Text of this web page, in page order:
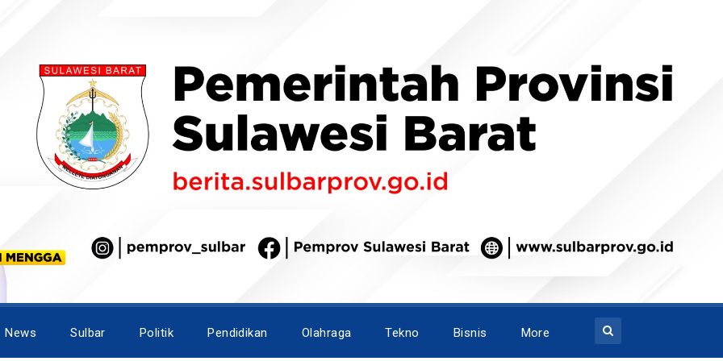
News Sulbar Politik Pendidikan Olahraga Tekno Bisnis More